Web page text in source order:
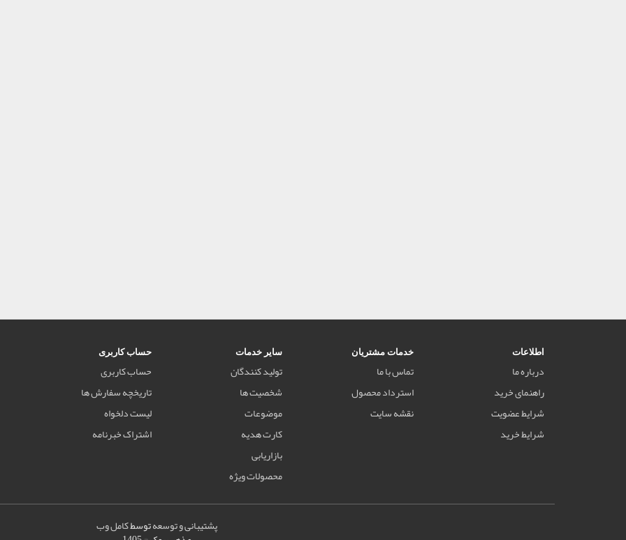
اطلاعات
درباره ما
راهنمای خرید
شرایط عضویت
شرایط خرید
خدمات مشتریان
تماس با ما
استرداد محصول
نقشه سایت
سایر خدمات
تولید کنندگان
شخصیت ها
موضوعات
کارت هدیه
بازاریابی
محصولات ویژه
حساب کاربری
حساب کاربری
تاریخچه سفارش ها
لیست دلخواه
اشتراک خبرنامه
پشتیبانی و توسعهتوسطکامل وب